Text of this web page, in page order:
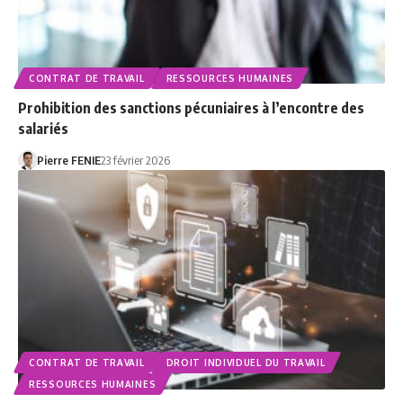
CONTRAT DE TRAVAIL RESSOURCES HUMAINES
Prohibition des sanctions pécuniaires à l’encontre des
salariés
Pierre FENIE23 février 2026
CONTRAT DE TRAVAIL
DROIT INDIVIDUEL DU TRAVAIL
RESSOURCES HUMAINES